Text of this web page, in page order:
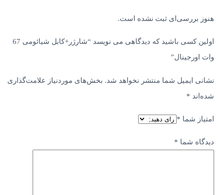
هنوز بررسی‌ای ثبت نشده است.
اولین کسی باشید که دیدگاهی می نویسد “شارژر+کابل شیائومی 67
وات اورجینال”
نشانی ایمیل شما منتشر نخواهد شد. بخش‌های موردنیاز علامت‌گذاری
شده‌اند *
امتیاز شما *
دیدگاه شما *